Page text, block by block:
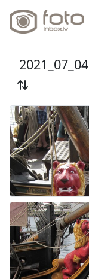
2021_07_04